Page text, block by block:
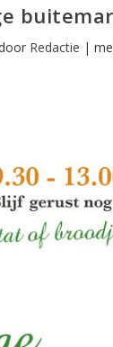
Redactie |